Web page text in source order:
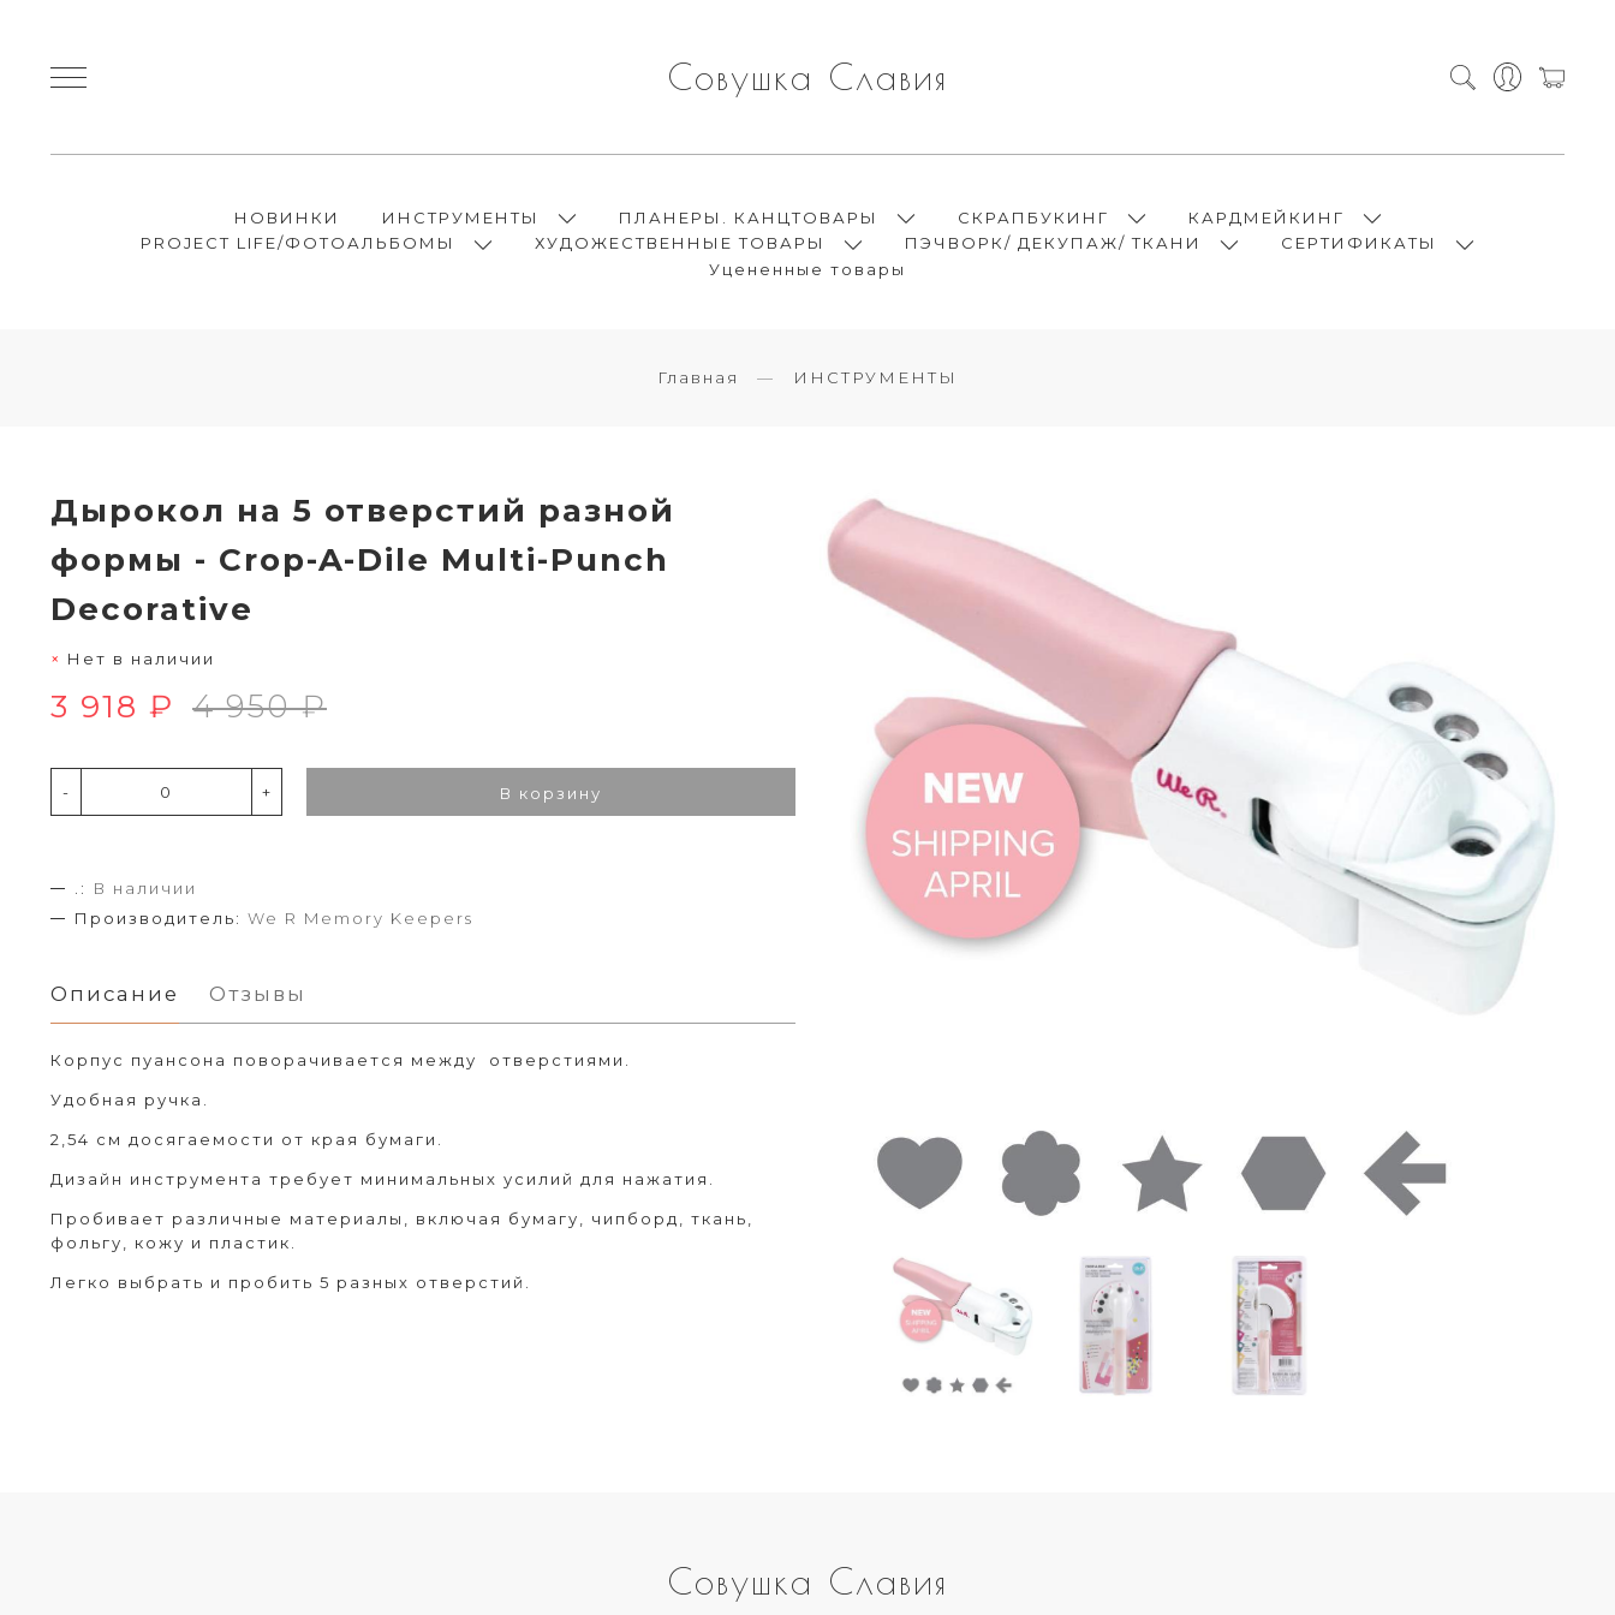
Совушка Славия
НОВИНКИ ИНСТРУМЕНТЫ ПЛАНЕРЫ. КАНЦТОВАРЫ СКРАПБУКИНГ
КАРДМЕЙКИНГ
PROJECT LIFE/ФОТОАЛЬБОМЫ
ХУДОЖЕСТВЕННЫЕ ТОВАРЫ ПЭЧВОРК/ ДЕКУПАЖ/ ТКАНИ
СЕРТИФИКАТЫ
Уцененные товары
Главная ИНСТРУМЕНТЫ
Дырокол на 5 отверстий разной
формы - Crop-A-Dile Multi-Punch
Decorative
Нет в наличии
3 918 ₽ 4 950 ₽
- + В корзину
.:
В наличии
Производитель: We R Memory Keepers
Описание Отзывы
Корпус пуансона поворачивается между отверстиями.
Удобная ручка.
2,54 см досягаемости от края бумаги.
Дизайн инструмента требует минимальных усилий для нажатия.
Пробивает различные материалы, включая бумагу, чипборд, ткань,
фольгу, кожу и пластик.
Легко выбрать и пробить 5 разных отверстий.
Совушка Славия